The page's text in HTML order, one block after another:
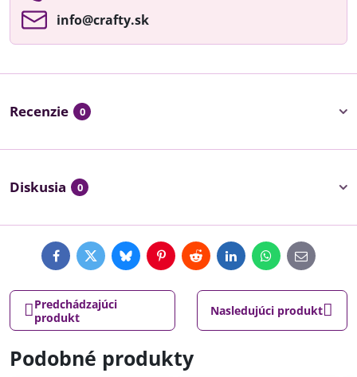
info​@crafty​.sk
Recenzie 0
Diskusia 0
FacebookTwitterBlueskyPinterestRedditLinkedInWhatsApp
E-
mail
Predchádzajúci
produkt
Nasledujúci produkt
Podobné produkty